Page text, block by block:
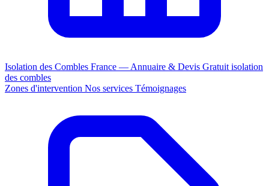
Isolation des Combles France — Annuaire & Devis Gratuit isolation
des combles
Zones d'intervention Nos services Témoignages